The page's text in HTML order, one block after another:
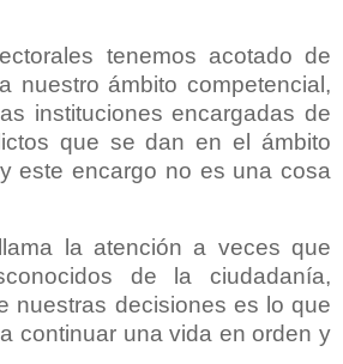
tenemos acotado de
nuestro ámbito competencial,
instituciones encargadas de
que se dan en el ámbito
este encargo no es una cosa
la atención a veces que
de la ciudadanía,
nuestras decisiones es lo que
continuar una vida en orden y